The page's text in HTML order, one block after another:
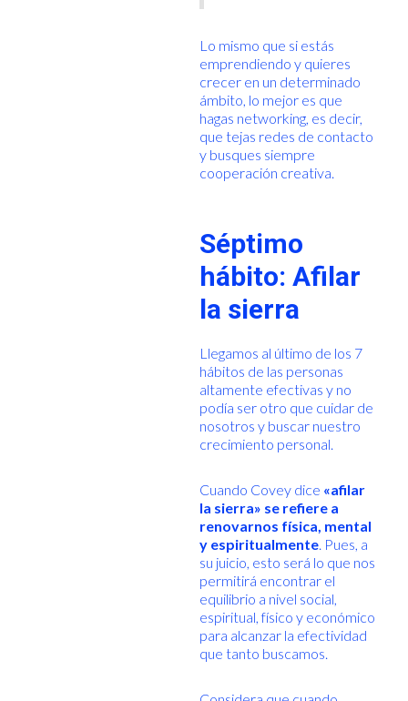
Lo mismo que si estás
emprendiendo y quieres
crecer en un determinado
ámbito, lo mejor es que
hagas networking, es decir,
que tejas redes de contacto
y busques siempre
cooperación creativa.
Séptimo
hábito: Afilar
la sierra
Llegamos al último de los 7
hábitos de las personas
altamente efectivas y no
podía ser otro que cuidar de
nosotros y buscar nuestro
crecimiento personal.
Cuando Covey dice «afilar
la sierra» se refiere a
renovarnos física, mental
y espiritualmente. Pues, a
su juicio, esto será lo que nos
permitirá encontrar el
equilibrio a nivel social,
espiritual, físico y económico
para alcanzar la efectividad
que tanto buscamos.